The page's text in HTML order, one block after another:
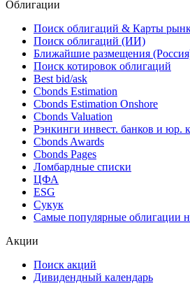
3.625% на сумму USD 1500 млн
31.10.2025
Облигации
Поиск облигаций & Карты рынка
Поиск облигаций (ИИ)
Ближайшие размещения (Россия)
Поиск котировок облигаций
Best bid/ask
Cbonds Estimation
Cbonds Estimation Onshore
Cbonds Valuation
Рэнкинги инвест. банков и юр.
Cbonds Awards
Cbonds Pages
Ломбардные списки
ESG
Самые популярные облигации